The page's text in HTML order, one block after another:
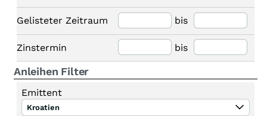
Gelisteter Zeitraum bis
Zinstermin bis
Anleihen Filter
Emittent
Kroatien